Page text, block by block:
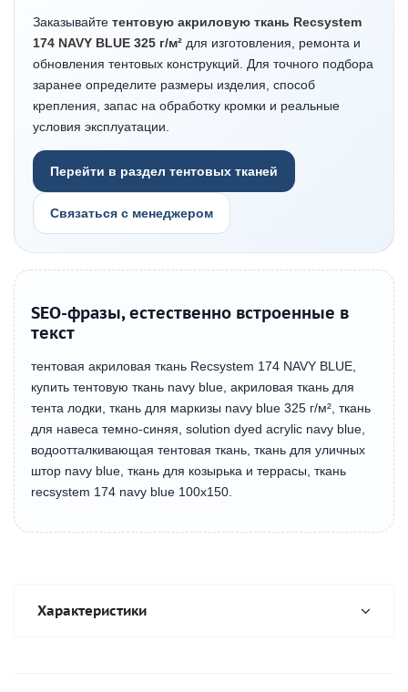
Заказывайте тентовую акриловую ткань Recsystem
174 NAVY BLUE 325 г/м² для изготовления, ремонта и
обновления тентовых конструкций. Для точного подбора
заранее определите размеры изделия, способ
крепления, запас на обработку кромки и реальные
условия эксплуатации.
Перейти в раздел тентовых тканей
Связаться с менеджером
SEO-фразы, естественно встроенные в
текст
тентовая акриловая ткань Recsystem 174 NAVY BLUE,
купить тентовую ткань navy blue, акриловая ткань для
тента лодки, ткань для маркизы navy blue 325 г/м², ткань
для навеса темно-синяя, solution dyed acrylic navy blue,
водоотталкивающая тентовая ткань, ткань для уличных
штор navy blue, ткань для козырька и террасы, ткань
recsystem 174 navy blue 100х150.
Характеристики